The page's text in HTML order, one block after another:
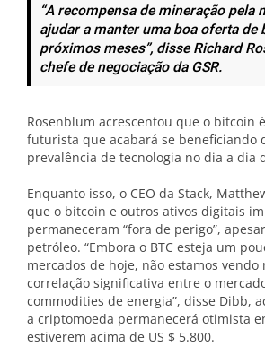
“A recompensa de mineração pela
ajudar a manter uma boa oferta de
próximos meses”, disse Richard
chefe de negociação da GSR.
Rosenblum acrescentou que o bitcoin
futurista que acabará se beneficiando
prevalência de tecnologia no dia a dia
Enquanto isso, o CEO da Stack,
que o bitcoin e outros ativos digitais
permaneceram “fora de perigo”,
petróleo. “Embora o BTC esteja um
mercados de hoje, não estamos vendo
correlação significativa entre o
commodities de energia”, disse Dibb,
a criptomoeda permanecerá otimista
estiverem acima de US $ 5.800.